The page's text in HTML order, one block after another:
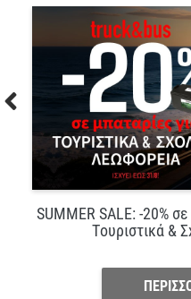
SUMMER SALE: -20%
Τουριστικά &